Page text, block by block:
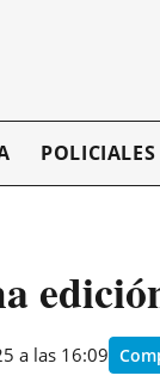
POLICIALES
a las 16:09